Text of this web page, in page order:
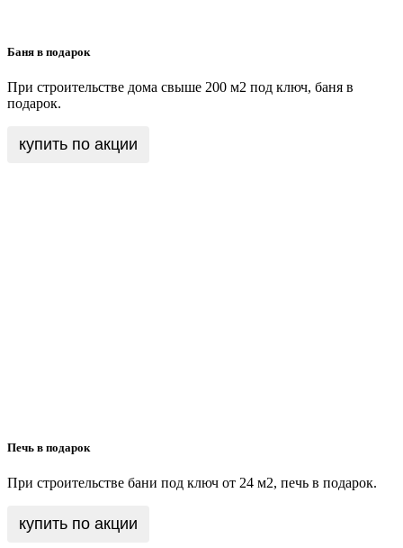
Баня в подарок
При строительстве дома свыше 200 м2 под ключ, баня в
подарок.
купить по акции
Печь в подарок
При строительстве бани под ключ от 24 м2, печь в подарок.
купить по акции